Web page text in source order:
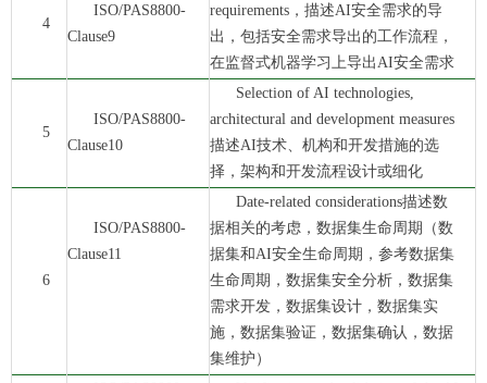
4
ISO/PAS8800-
Clause9
requirements，描述AI安全需求的导
出，包括安全需求导出的工作流程，
在监督式机器学习上导出AI安全需求
5
ISO/PAS8800-
Clause10
Selection of AI technologies,
architectural and development measures
描述AI技术、机构和开发措施的选
择，架构和开发流程设计或细化
6
ISO/PAS8800-
Clause11
Date-related considerations描述数
据相关的考虑，数据集生命周期（数
据集和AI安全生命周期，参考数据集
生命周期，数据集安全分析，数据集
需求开发，数据集设计，数据集实
施，数据集验证，数据集确认，数据
集维护）